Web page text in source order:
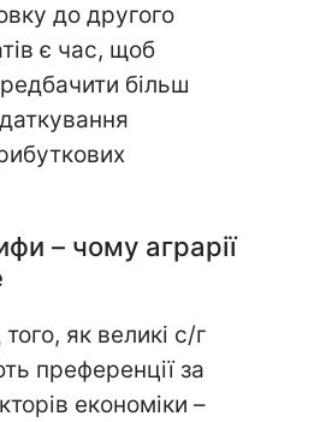
до другого
є час, щоб
більш
– чому аграрії
як великі с/г
преференції за
економіки –